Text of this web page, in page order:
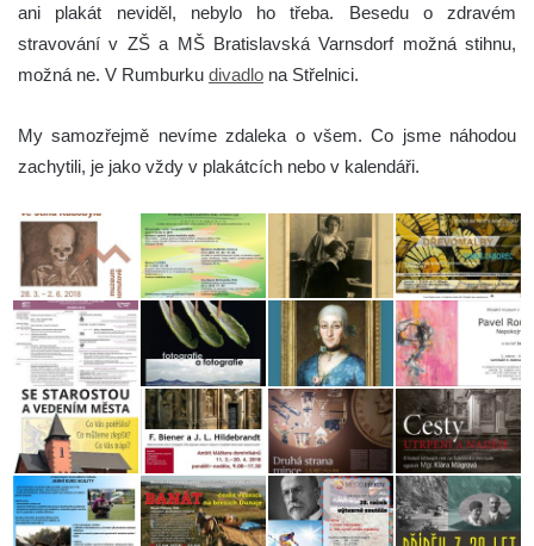
ani plakát neviděl, nebylo ho třeba. Besedu o zdravém
stravování v ZŠ a MŠ Bratislavská Varnsdorf možná stihnu,
možná ne. V Rumburku divadlo na Střelnici.
My samozřejmě nevíme zdaleka o všem. Co jsme náhodou
zachytili, je jako vždy v plakátcích nebo v kalendáři.